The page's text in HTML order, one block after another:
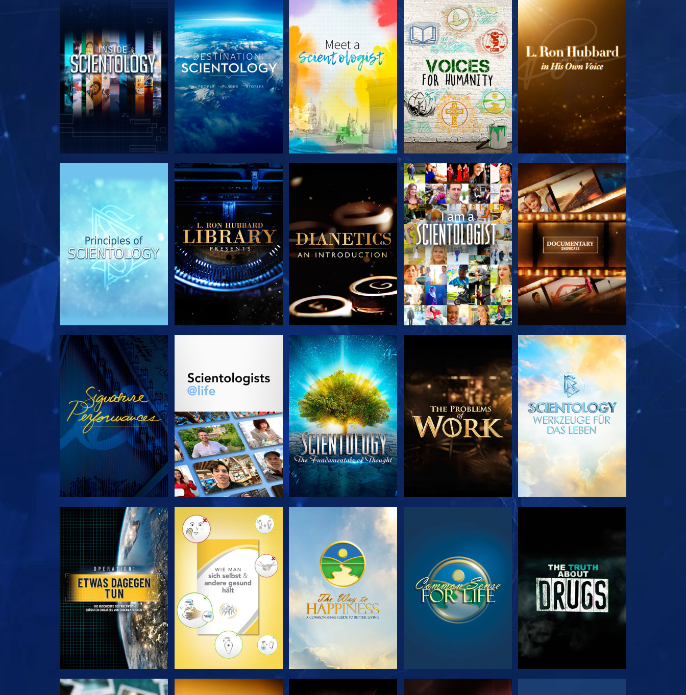
SERIE ENTDECKEN SERIE ENTDECKEN SERIE ENTDECKEN SERIE ENTDECKEN SERIE ENTDECKEN
ANSEHEN ANSEHEN SERIE ENTDECKEN
SERIE ENTDECKEN SERIE ENTDECKEN